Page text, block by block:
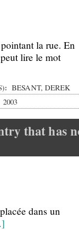
la rue. En
lire le mot
BESANT, DEREK
2003
that has
dans un